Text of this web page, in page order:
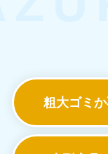
粗大ゴミ